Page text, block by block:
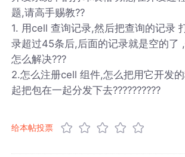
题,请高手赐教??
1. 用cell 查询记录,然后把查询的记录
录超过45条后,后面的记录就是空的了
怎么解决???
2.怎么注册cell 组件,怎么把用它开发
起把包在一起分发下去??????????
给本帖投票